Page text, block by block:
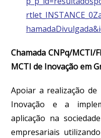
Chamada CNPq/MCTI/
MCTI de Inovação em
Apoiar a realização de
Inovação e a
aplicação na
empresariais